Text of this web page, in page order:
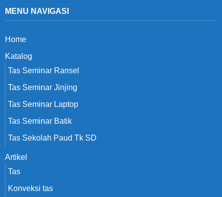
MENU NAVIGASI
Home
Katalog
Tas Seminar Ransel
Tas Seminar Jinjing
Tas Seminar Laptop
Tas Seminar Batik
Tas Sekolah Paud Tk SD
Artikel
Tas
Konveksi tas